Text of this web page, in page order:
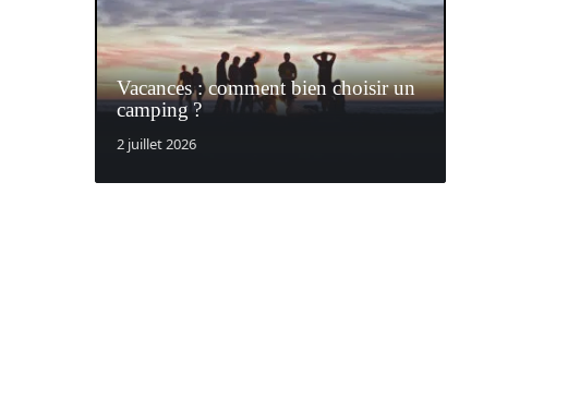
Vacances : comment bien choisir un
camping ?
2 juillet 2026